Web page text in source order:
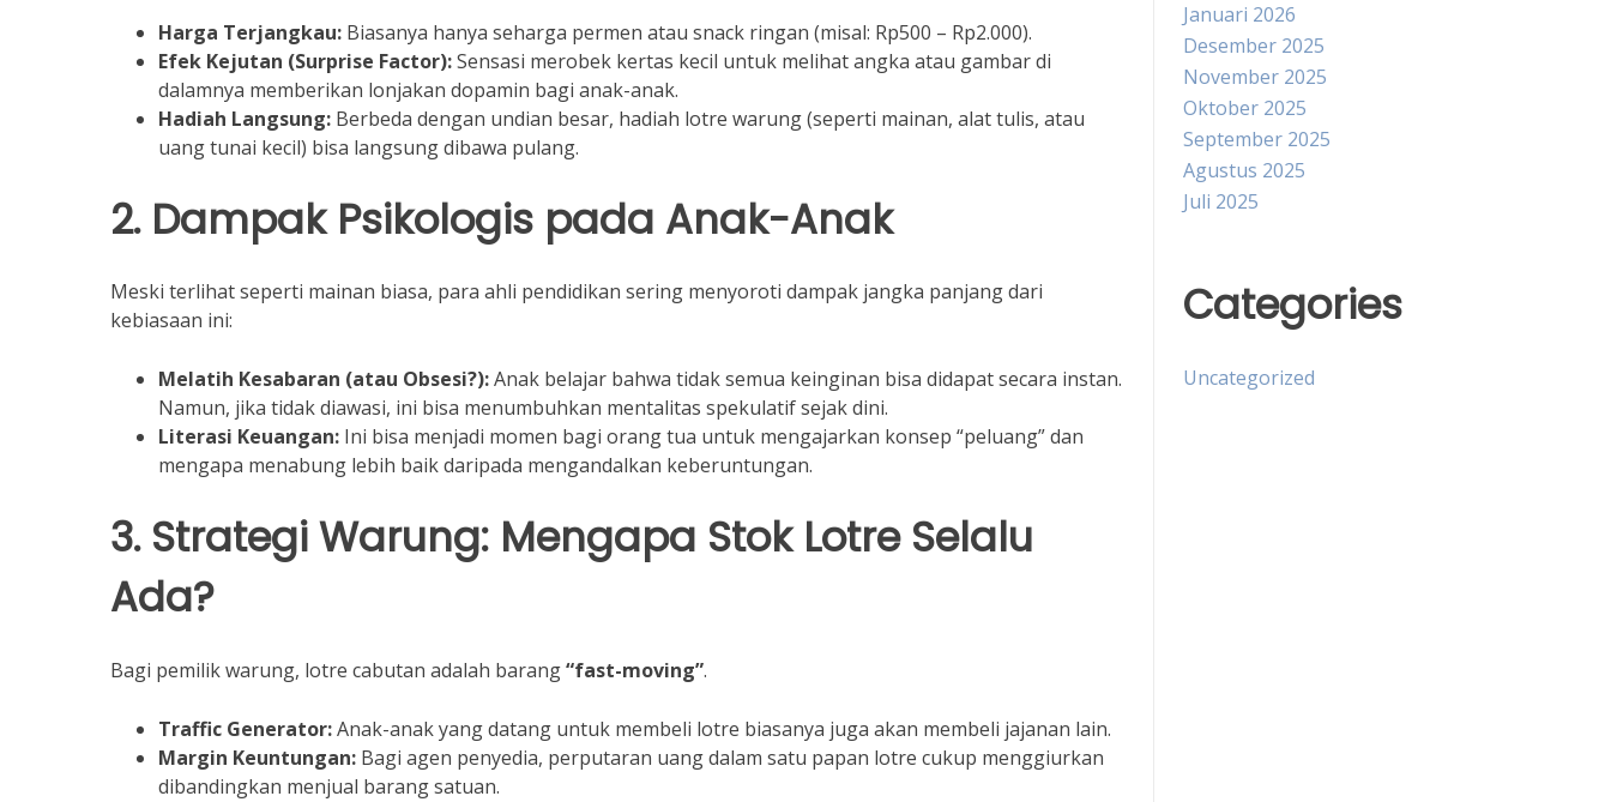
Harga Terjangkau: Biasanya hanya seharga permen atau snack ringan (misal: Rp500 – Rp2.000).
Efek Kejutan (Surprise Factor):Sensasi merobek kertas kecil untuk melihat angka atau gambar di
dalamnya memberikan lonjakan dopamin bagi anak-anak.
Hadiah Langsung: Berbeda dengan undian besar, hadiah lotre warung (seperti mainan, alat tulis, atau
uang tunai kecil) bisa langsung dibawa pulang.
2. Dampak Psikologis pada Anak-Anak
Meski terlihat seperti mainan biasa, para ahli pendidikan sering menyoroti dampak jangka panjang dari
kebiasaan ini:
Melatih Kesabaran (atau Obsesi?):Anak belajar bahwa tidak semua keinginan bisa didapat secara instan.
Namun, jika tidak diawasi, ini bisa menumbuhkan mentalitas spekulatif sejak dini.
Literasi Keuangan: Ini bisa menjadi momen bagi orang tua untuk mengajarkan konsep “peluang” dan
mengapa menabung lebih baik daripada mengandalkan keberuntungan.
3. Strategi Warung: Mengapa Stok Lotre Selalu
Ada?
Bagi pemilik warung, lotre cabutan adalah barang“fast-moving”.
Traffic Generator:Anak-anak yang datang untuk membeli lotre biasanya juga akan membeli jajanan lain.
Margin Keuntungan: Bagi agen penyedia, perputaran uang dalam satu papan lotre cukup menggiurkan
dibandingkan menjual barang satuan.
Januari 2026
Desember 2025
November 2025
Oktober 2025
September 2025
Agustus 2025
Juli 2025
Categories
Uncategorized